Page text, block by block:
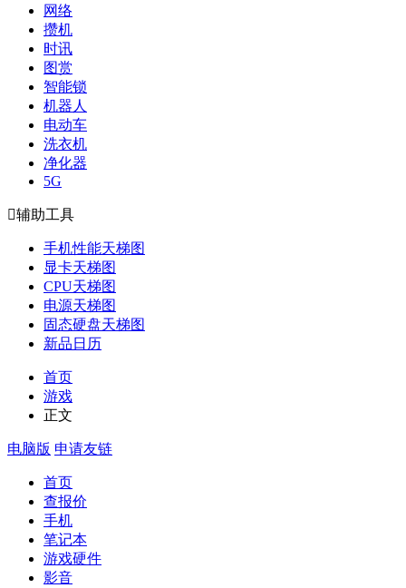
网络
攒机
时讯
图赏
智能锁
机器人
电动车
洗衣机
净化器
5G
辅助工具
手机性能天梯图
显卡天梯图
CPU天梯图
电源天梯图
固态硬盘天梯图
新品日历
首页
游戏
正文
电脑版 申请友链
首页
查报价
手机
笔记本
游戏硬件
影音